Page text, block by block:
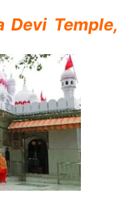
Devi Temple,